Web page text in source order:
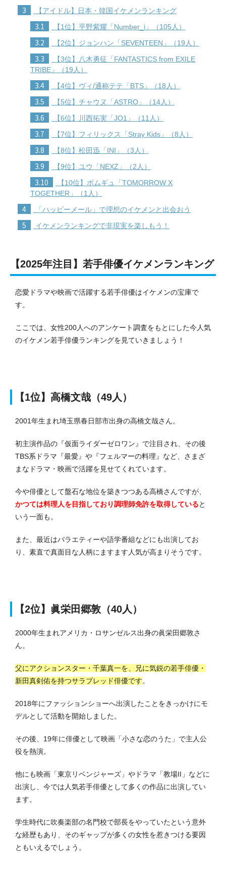
3 【アイドル】日本・韓国イケメンランキング
3.1 【1位】平野紫耀「Number_i」（105人）
3.2 【2位】ジョンハン「SEVENTEEN」（19人）
3.3
【3位】八木勇征「FANTASTICS from EXILE
TRIBE」（19人）
3.4 【4位】ヴィ/通称テテ「BTS」（18人）
3.5 【5位】チャウヌ「ASTRO」（14人）
3.6 【6位】川西拓実「JO1」（11人）
3.7 【7位】フィリックス「Stray Kids」（8人）
3.8 【8位】松田迅「INI」（3人）
3.9 【9位】ユウ「NEXZ」（2人）
3.10
【10位】ボムギュ「TOMORROW X
TOGETHER」（1人）
4 「ハッピーメール」で理想のイケメンと出会おう
5 イケメンランキングで非現実を楽しもう！
【2025年注目】若手俳優イケメンランキング
恋愛ドラマや映画で活躍する若手俳優はイケメンの宝庫で
す。
ここでは、女性200人へのアンケート調査をもとにした今人気
のイケメン若手俳優ランキングを見ていきましょう！
【1位】高橋文哉（49人）
2001年生まれ埼玉県春日部市出身の高橋文哉さん。
初主演作品の『仮面ライダーゼロワン』で注目され、その後
TBS系ドラマ『最愛』や『フェルマーの料理』など、さまざ
まなドラマ・映画で活躍を見せてくれています。
今や俳優として盤石な地位を築きつつある高橋さんですが、
かつては料理人を目指しており調理師免許を取得していると
いう一面も。
また、最近はバラエティーや語学番組などにも出演してお
り、素直で真面目な人柄にますます人気が高まりそうです。
【2位】眞栄田郷敦（40人）
2000年生まれアメリカ・ロサンゼルス出身の眞栄田郷敦さ
ん。
父にアクションスター・千葉真一を、兄に気鋭の若手俳優・
新田真剣佑を持つサラブレッド俳優です。
2018年にファッションショーへ出演したことをきっかけにモ
デルとして活動を開始しました。
その後、19年に俳優として映画「小さな恋のうた」で主人公
役を熱演。
他にも映画「東京リベンジャーズ」やドラマ「教場II」などに
出演し、今では人気若手俳優として多くの作品に出演してい
ます。
学生時代に吹奏楽部の名門校で部長をやっていたという意外
な経歴もあり、そのギャップが多くの女性を惹きつける要因
ともいえるでしょう。